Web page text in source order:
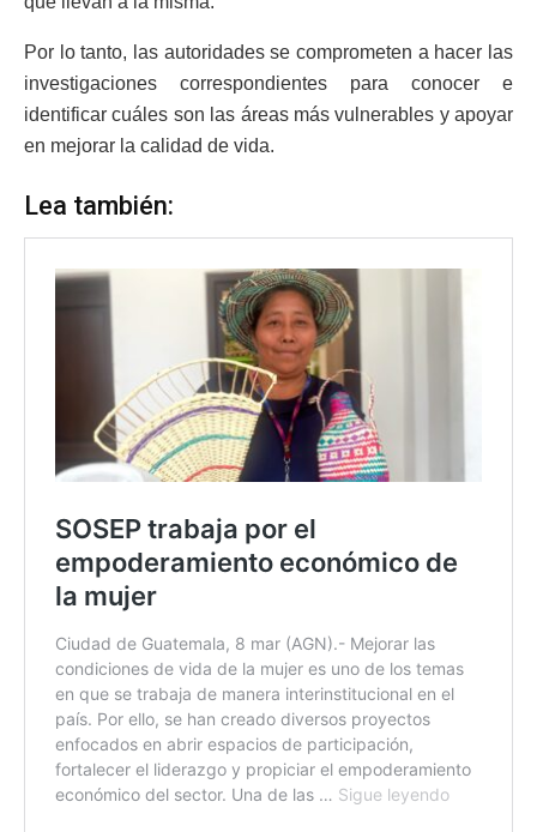
Por lo tanto, las autoridades se comprometen a hacer las
investigaciones correspondientes para conocer e
identificar cuáles son las áreas más vulnerables y apoyar
en mejorar la calidad de vida.
Lea también: